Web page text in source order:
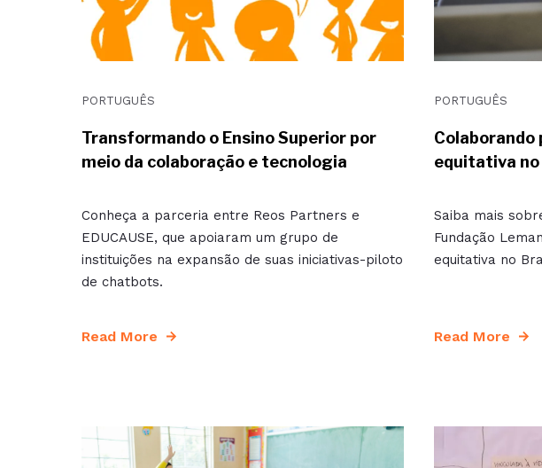
PORTUGUÊS
Transformando o Ensino Superior por
meio da colaboração e tecnologia
Conheça a parceria entre Reos Partners e
EDUCAUSE, que apoiaram um grupo de
instituições na expansão de suas iniciativas-piloto
de chatbots.
Read More
PORTUGUÊS
Colaborando
equitativa no
Saiba mais
Fundação
equitativa no
Read More